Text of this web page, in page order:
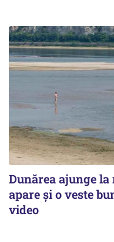
Dunărea ajunge
apare și o veste
video